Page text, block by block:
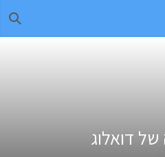
דואלוג